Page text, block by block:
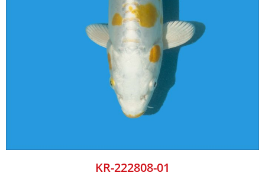
KR-222808-01